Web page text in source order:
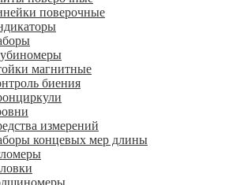
поверочные
магнитные
биения
измерений
концевых мер длины